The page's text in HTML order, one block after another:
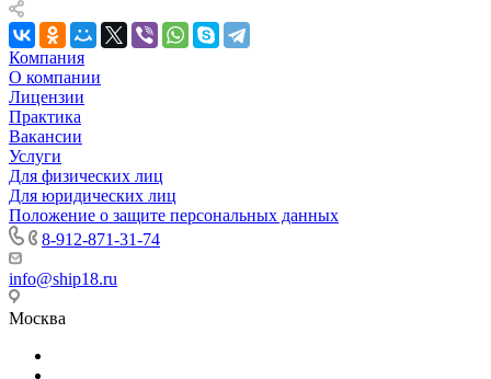
Компания
О компании
Лицензии
Практика
Вакансии
Услуги
Для физических лиц
Для юридических лиц
Положение о защите персональных данных
8-912-871-31-74
info@ship18.ru
Москва